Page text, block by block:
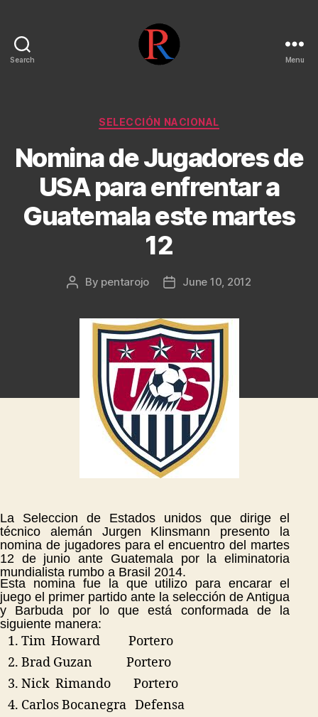
Search Menu
Categories
SELECCIÓN NACIONAL
Nomina de Jugadores de
USA para enfrentar a
Guatemala este martes
12
Post
By pentarojo
PostJune 10, 2012
La Seleccion de Estados unidos que dirige el
técnico alemán Jurgen Klinsmann presento la
nomina de jugadores para el encuentro del martes
12 de junio ante Guatemala por la eliminatoria
mundialista rumbo a Brasil 2014.
Esta nomina fue la que utilizo para encarar el
juego el primer partido ante la selección de Antigua
y Barbuda por lo que está conformada de la
siguiente manera:
Tim Howard Portero
Brad Guzan Portero
Nick Rimando Portero
Carlos Bocanegra Defensa